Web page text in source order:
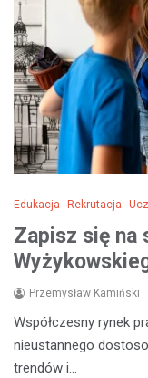
Edukacja Rekrutacja
Zapisz się na
Przemysław Kamiński
Współczesny rynek
nieustannego
trendów i…